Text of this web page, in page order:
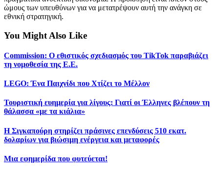
ώμους των υπευθύνων για να μετατρέψουν αυτή την ανάγκη σε
εθνική στρατηγική.
You Might Also Like
Commission: Ο εθιστικός σχεδιασμός του TikTok παραβιάζει
τη νομοθεσία της Ε.Ε.
LEGO: Ένα Παιχνίδι που Χτίζει το Μέλλον
Τουριστική ευημερία για λίγους: Γιατί οι Έλληνες βλέπουν τη
θάλασσα «με τα κιάλια»
H Σιγκαπούρη στηρίζει πράσινες επενδύσεις 510 εκατ.
δολαρίων για βιώσιμη ενέργεια και μεταφορές
Μια εφημερίδα που φυτεύεται!